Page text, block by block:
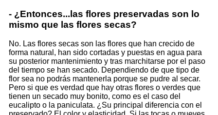
- ¿Entonces...las flores preservadas son lo
mismo que las flores secas?
No. Las flores secas son las flores que han crecido de
forma natural, han sido cortadas y puestas en agua para
su posterior mantenimiento y tras marchitarse por el paso
del tiempo se han secado. Dependiendo de que tipo de
flor sea no podrás mantenerla porque se pudre al secar.
Pero si que es verdad que hay otras flores o verdes que
tienen un secado muy bonito, como es el caso del
eucalipto o la paniculata. ¿Su principal diferencia con el